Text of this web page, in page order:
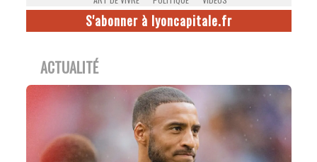
S'abonner à lyoncapitale.fr
ACTUALITÉ